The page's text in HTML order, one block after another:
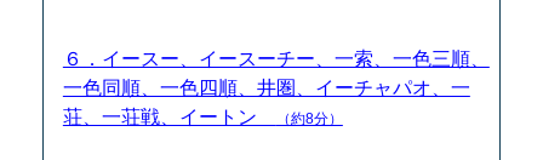
６．イースー、イースーチー、一索、一色三順、
一色同順、一色四順、井圏、イーチャパオ、一
荘、一荘戦、イートン
（約8分）